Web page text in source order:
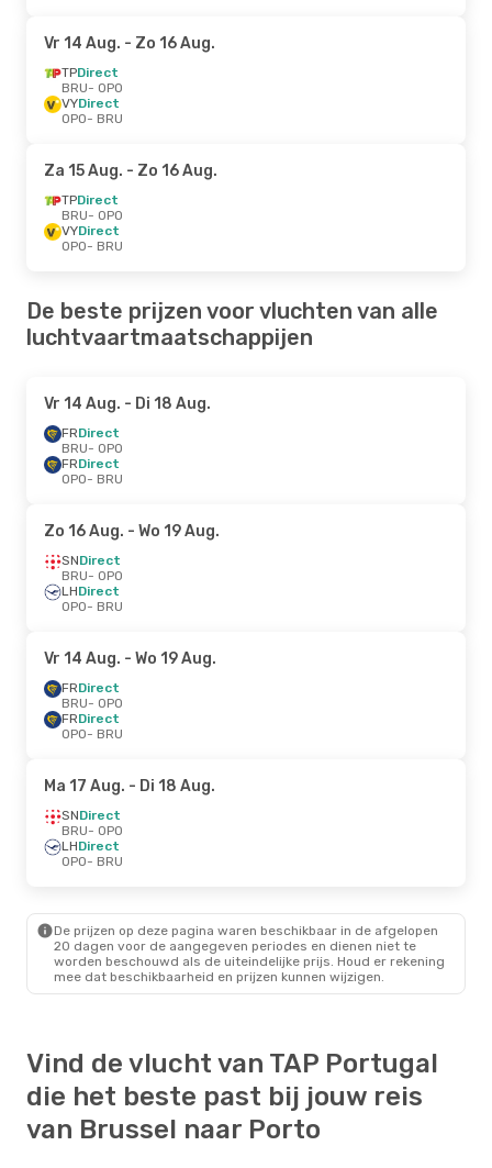
Vr 14 Aug. - Zo 16 Aug.
TPDirect
BRU- OPO
VYDirect
OPO- BRU
Za 15 Aug. - Zo 16 Aug.
TPDirect
BRU- OPO
VYDirect
OPO- BRU
De beste prijzen voor vluchten van alle
luchtvaartmaatschappijen
Vr 14 Aug. - Di 18 Aug.
FRDirect
BRU- OPO
FRDirect
OPO- BRU
Zo 16 Aug. - Wo 19 Aug.
SNDirect
BRU- OPO
LHDirect
OPO- BRU
Vr 14 Aug. - Wo 19 Aug.
FRDirect
BRU- OPO
FRDirect
OPO- BRU
Ma 17 Aug. - Di 18 Aug.
SNDirect
BRU- OPO
LHDirect
OPO- BRU
De prijzen op deze pagina waren beschikbaar in de afgelopen
20 dagen voor de aangegeven periodes en dienen niet te
worden beschouwd als de uiteindelijke prijs. Houd er rekening
mee dat beschikbaarheid en prijzen kunnen wijzigen.
Vind de vlucht van TAP Portugal
die het beste past bij jouw reis
van Brussel naar Porto